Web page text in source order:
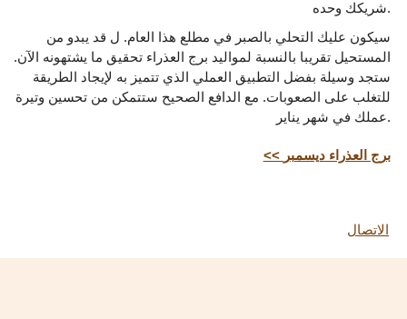
شريكك وحده.
سيكون عليك التحلي بالصبر في مطلع هذا العام. ل قد يبدو من
المستحيل تقريبا بالنسبة لمواليد برج العذراء تحقيق ما يشتهونه الآن.
ستجد وسيلة بفضل التطبيق العملي الذي تتميز به لإيجاد الطريقة
للتغلب على الصعوبات. مع الدافع الصحيح ستتمكن من تحسين وتيرة
عملك في شهر يناير.
<< برج العذراء ديسمبر
الاتصال